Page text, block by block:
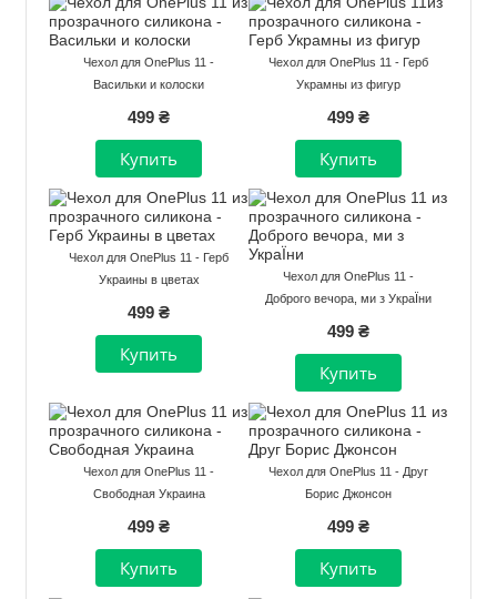
Чехол для OnePlus 11 -
Васильки и колоски
499 ₴
Чехол для OnePlus 11 - Герб
Украмны из фигур
499 ₴
Чехол для OnePlus 11 - Герб
Украины в цветах
499 ₴
Чехол для OnePlus 11 -
Доброго вечора, ми з УкраЇни
499 ₴
Чехол для OnePlus 11 -
Свободная Украина
499 ₴
Чехол для OnePlus 11 - Друг
Борис Джонсон
499 ₴